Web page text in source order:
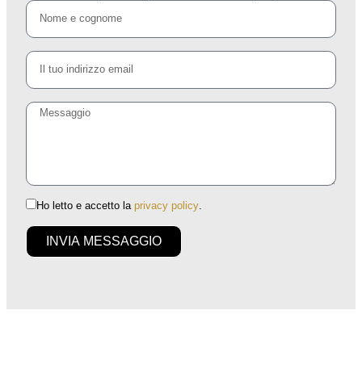
Ho letto e accetto la privacy policy
INVIA MESSAGGIO